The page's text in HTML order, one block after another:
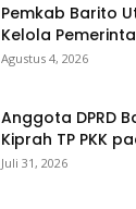
Pemkab Barito
Kelola
Agustus 4, 2026
Anggota DPRD
Kiprah TP PKK
Juli 31, 2026